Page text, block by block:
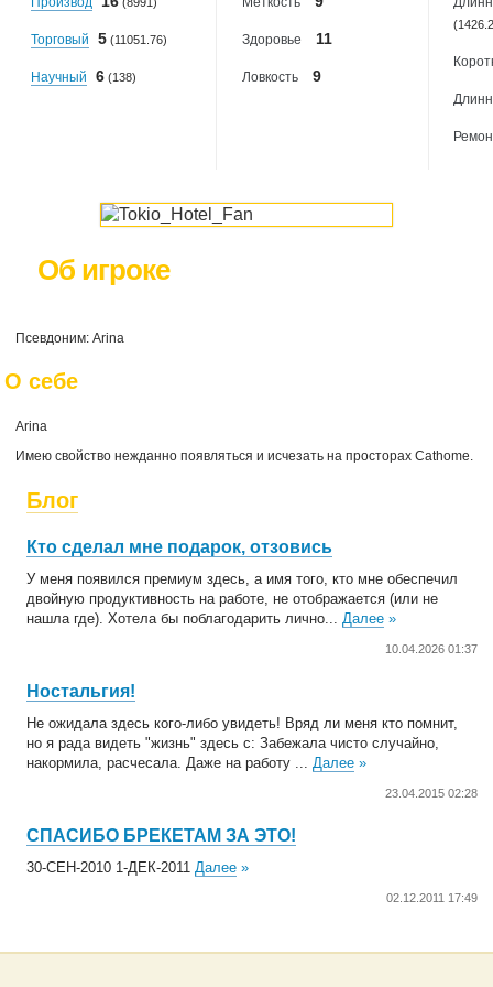
Торговый 5 (11051.76)
Научный 6 (138)
Здоровье 11
Ловкость 9
Об игроке
Псевдоним: Arina
О себе
Arina
Имею свойство нежданно появляться и исчезать на просторах Cathome.
Блог
Кто сделал мне подарок, отзовись
У меня появился премиум здесь, а имя того, кто мне обеспечил
двойную продуктивность на работе, не отображается (или не
нашла где). Хотела бы поблагодарить лично...Далее »
10.04.2026 01:37
Ностальгия!
Не ожидала здесь кого-либо увидеть! Вряд ли меня кто помнит,
но я рада видеть "жизнь" здесь с: Забежала чисто случайно,
накормила, расчесала. Даже на работу ...Далее »
23.04.2015 02:28
СПАСИБО БРЕКЕТАМ ЗА ЭТО!
30-СЕН-2010 1-ДЕК-2011Далее »
02.12.2011 17:49